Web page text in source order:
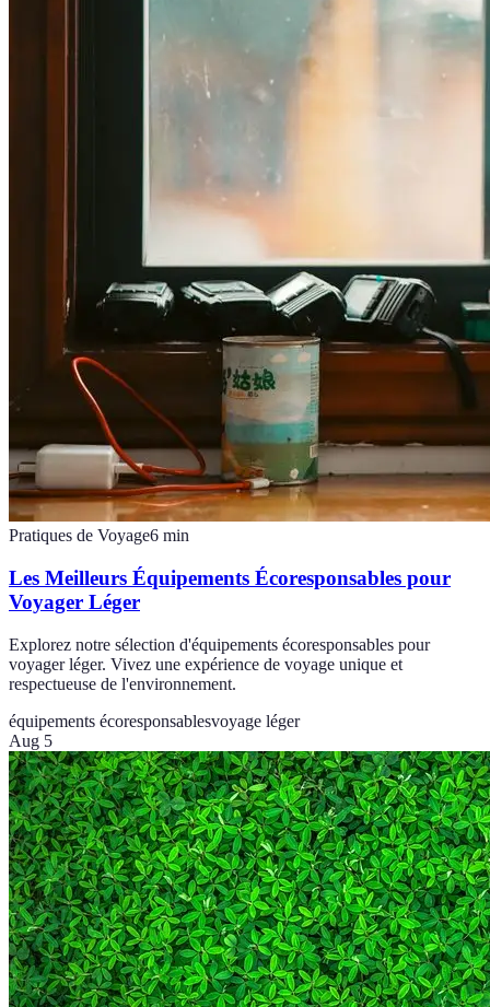
Pratiques de Voyage6 min
Les Meilleurs Équipements Écoresponsables pour
Voyager Léger
Explorez notre sélection d'équipements écoresponsables pour
voyager léger. Vivez une expérience de voyage unique et
respectueuse de l'environnement.
équipements écoresponsablesvoyage léger
Aug 5